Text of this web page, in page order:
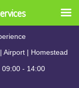
Airport | Homestead
09:00 - 14:00